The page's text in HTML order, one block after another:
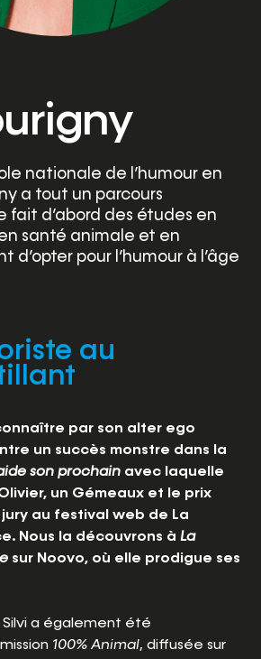
nationale de l’humour en
a tout un parcours
fait d’abord des études en
santé animale et en
d’opter pour l’humour à l’âge
au
par son alter ego
un succès monstre dans la
son prochain avec laquelle
un Gémeaux et le prix
au festival web de La
Nous la découvrons à La
sur Noovo, où elle prodigue ses
Silvi a également été
100% Animal, diffusée sur